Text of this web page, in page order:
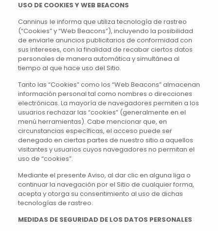
USO DE COOKIES Y WEB BEACONS
Canninus le informa que utiliza tecnología de rastreo
(“Cookies” y “Web Beacons”), incluyendo la posibilidad
de enviarle anuncios publicitarios de conformidad con
sus intereses, con la finalidad de recabar ciertos datos
personales de manera automática y simultánea al
tiempo al que hace uso del Sitio.
Tanto las “Cookies” como los “Web Beacons” almacenan
información personal tal como nombres o direcciones
electrónicas. La mayoría de navegadores permiten a los
usuarios rechazar las “cookies” (generalmente en el
menú herramientas). Cabe mencionar que, en
circunstancias específicas, el acceso puede ser
denegado en ciertas partes de nuestro sitio a aquellos
visitantes y usuarios cuyos navegadores no permitan el
uso de “cookies”.
Mediante el presente Aviso, al dar clic en alguna liga o
continuar la navegación por el Sitio de cualquier forma,
acepta y otorga su consentimiento al uso de dichas
tecnologías de rastreo.
MEDIDAS DE SEGURIDAD DE LOS DATOS PERSONALES